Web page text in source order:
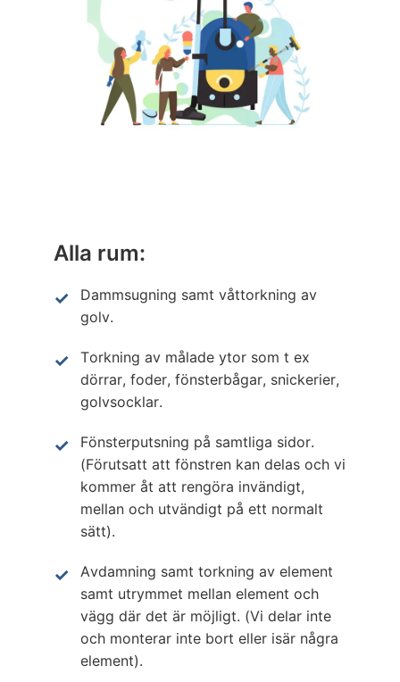
Alla rum:
Dammsugning samt våttorkning av
golv.
Torkning av målade ytor som t ex
dörrar, foder, fönsterbågar, snickerier,
golvsocklar.
Fönsterputsning på samtliga sidor.
(Förutsatt att fönstren kan delas och vi
kommer åt att rengöra invändigt,
mellan och utvändigt på ett normalt
sätt).
Avdamning samt torkning av element
samt utrymmet mellan element och
vägg där det är möjligt. (Vi delar inte
och monterar inte bort eller isär några
element).